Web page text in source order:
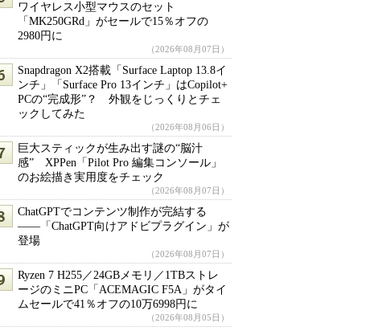
ワイヤレス小型マウスのセット
「MK250GRd」がセールで15％オフの
2980円に
（2026年08月07日）
Snapdragon X2搭載「Surface Laptop 13.8イ
ンチ」「Surface Pro 13インチ」はCopilot+
PCの“完成形”？ 外観をじっくりとチェ
ックしてみた
（2026年08月06日）
巨大スティックが生み出す謎の“脳汁
感” XPPen「Pilot Pro 編集コンソール」
のお絵描き実用度をチェック
（2026年08月07日）
ChatGPTでコンテンツ制作が完結する
――「ChatGPT向けアドビプラグイン」が
登場
（2026年08月07日）
Ryzen 7 H255／24GBメモリ／1TBストレ
ージのミニPC「ACEMAGIC F5A」がタイ
ムセールで41％オフの10万6998円に
（2026年08月05日）